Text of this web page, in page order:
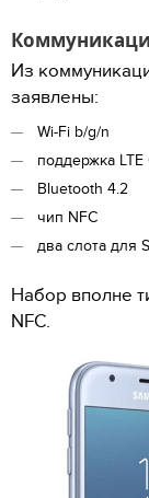
Из
заявлены:
Wi-Fi b/g/n
поддержка LTE
Bluetooth 4.2
чип NFC
два слота для
Набор вполне
NFC.